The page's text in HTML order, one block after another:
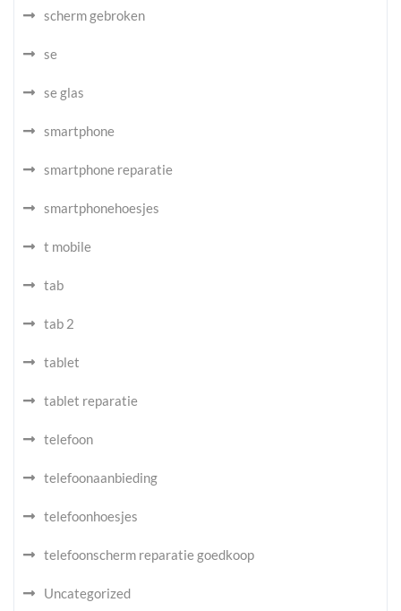
scherm gebroken
se
se glas
smartphone
smartphone reparatie
smartphonehoesjes
t mobile
tab
tab 2
tablet
tablet reparatie
telefoon
telefoonaanbieding
telefoonhoesjes
telefoonscherm reparatie goedkoop
Uncategorized